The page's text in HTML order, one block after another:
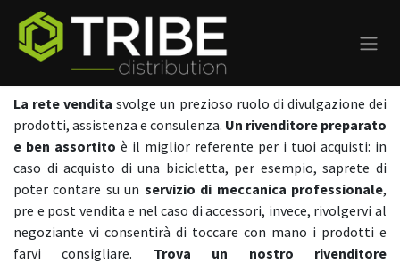
Passa al contenuto
La rete vendita svolge un prezioso ruolo di divulgazione dei
prodotti, assistenza e consulenza. Un rivenditore preparato
e ben assortito è il miglior referente per i tuoi acquisti: in
caso di acquisto di una bicicletta, per esempio, saprete di
poter contare su un servizio di meccanica professionale,
pre e post vendita e nel caso di accessori, invece, rivolgervi al
negoziante vi consentirà di toccare con mano i prodotti e
farvi consigliare. Trova un nostro rivenditore